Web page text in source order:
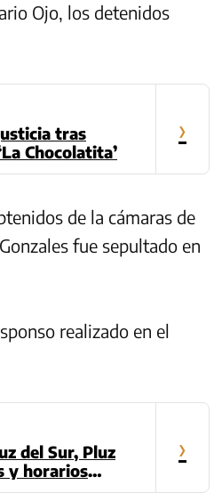
Ojo, los detenidos
tras
Chocolatita’
›
de la cámaras de
Gonzales fue sepultado en
realizado en el
del Sur, Pluz
y horarios
›